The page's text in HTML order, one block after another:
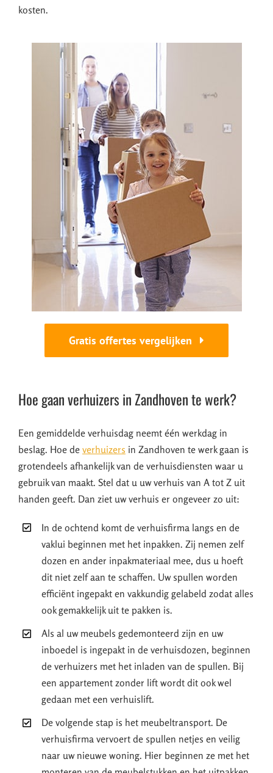
kosten.
Gratis offertes vergelijken
Hoe gaan verhuizers in Zandhoven te werk?
Een gemiddelde verhuisdag neemt één werkdag in
beslag. Hoe de verhuizers in Zandhoven te werk gaan is
grotendeels afhankelijk van de verhuisdiensten waar u
gebruik van maakt. Stel dat u uw verhuis van A tot Z uit
handen geeft. Dan ziet uw verhuis er ongeveer zo uit:
In de ochtend komt de verhuisfirma langs en de
vaklui beginnen met het inpakken. Zij nemen zelf
dozen en ander inpakmateriaal mee, dus u hoeft
dit niet zelf aan te schaffen. Uw spullen worden
efficiënt ingepakt en vakkundig gelabeld zodat alles
ook gemakkelijk uit te pakken is.
Als al uw meubels gedemonteerd zijn en uw
inboedel is ingepakt in de verhuisdozen, beginnen
de verhuizers met het inladen van de spullen. Bij
een appartement zonder lift wordt dit ook wel
gedaan met een verhuislift.
De volgende stap is het meubeltransport. De
verhuisfirma vervoert de spullen netjes en veilig
naar uw nieuwe woning. Hier beginnen ze met het